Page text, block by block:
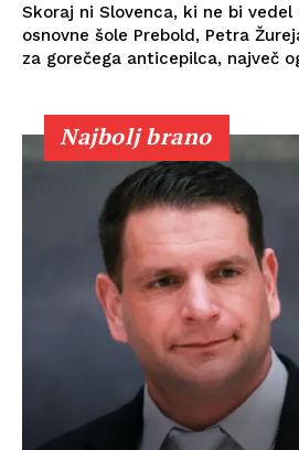
Skoraj ni Slovenca, ki ne bi
osnovne šole Prebold, Petra
za gorečega anticepilca, največ
Najbolj brano